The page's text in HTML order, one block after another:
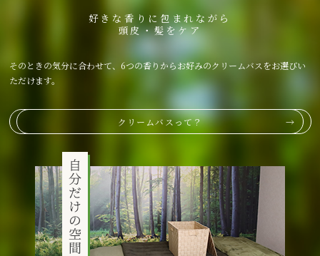
好きな香りに包まれながら
頭皮・髪をケア
そのときの気分に合わせて、6つの香りからお好みのクリームバスをお選びい
ただけます。
クリームバスって？